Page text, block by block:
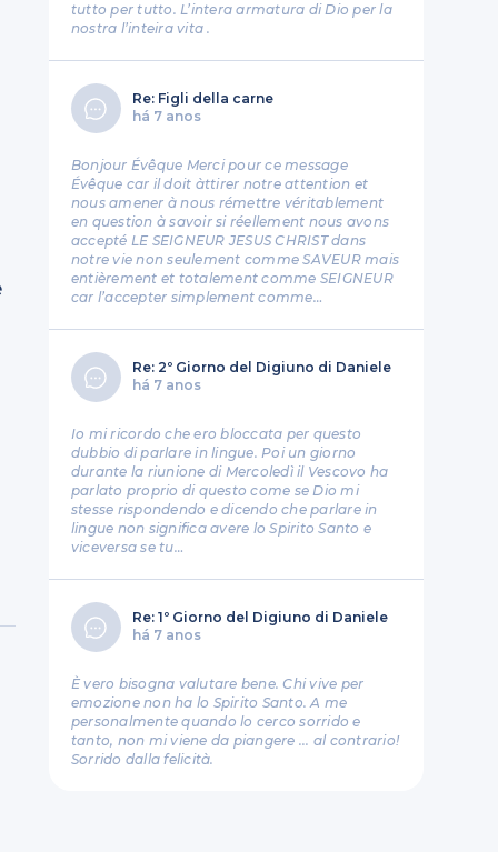
tutto per tutto. L’intera armatura di Dio per la
nostra l’inteira vita .
Re: Figli della carne
há 7 anos
Bonjour Évêque Merci pour ce message
Évêque car il doit àttirer notre attention et
nous amener à nous rémettre véritablement
en question à savoir si réellement nous avons
accepté LE SEIGNEUR JESUS CHRIST dans
notre vie non seulement comme SAVEUR mais
entièrement et totalement comme SEIGNEUR
car l’accepter simplement comme…
Re: 2º Giorno del Digiuno di Daniele
há 7 anos
Io mi ricordo che ero bloccata per questo
dubbio di parlare in lingue. Poi un giorno
durante la riunione di Mercoledì il Vescovo ha
parlato proprio di questo come se Dio mi
stesse rispondendo e dicendo che parlare in
lingue non significa avere lo Spirito Santo e
viceversa se tu…
Re: 1º Giorno del Digiuno di Daniele
há 7 anos
È vero bisogna valutare bene. Chi vive per
emozione non ha lo Spirito Santo. A me
personalmente quando lo cerco sorrido e
tanto, non mi viene da piangere ... al contrario!
Sorrido dalla felicità.